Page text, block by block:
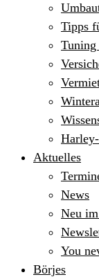
Tipps
Tuning
Aktuelles
News
Neu
You
Börjes